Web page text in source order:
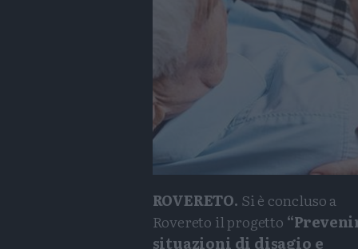
ROVERETO. Si è concluso a
Rovereto il progetto
situazioni di disagio e